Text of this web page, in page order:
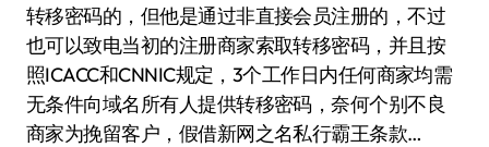
转移密码的，但他是通过非直接会员注册的，不过
也可以致电当初的注册商家索取转移密码，并且按
照ICACC和CNNIC规定，3个工作日内任何商家均需
无条件向域名所有人提供转移密码，奈何个别不良
商家为挽留客户，假借新网之名私行霸王条款…